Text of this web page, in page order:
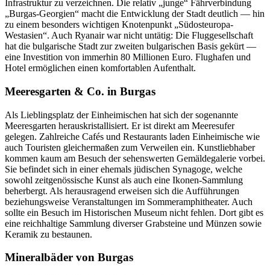
Infrastruktur zu verzeichnen. Die relativ „junge“ Fährverbindung
„Burgas-Georgien“ macht die Entwicklung der Stadt deutlich — hin
zu einem besonders wichtigen Knotenpunkt „Südosteuropa-
Westasien“. Auch Ryanair war nicht untätig: Die Fluggesellschaft
hat die bulgarische Stadt zur zweiten bulgarischen Basis gekürt —
eine Investition von immerhin 80 Millionen Euro. Flughafen und
Hotel ermöglichen einen komfortablen Aufenthalt.
Meeresgarten & Co. in Burgas
Als Lieblingsplatz der Einheimischen hat sich der sogenannte
Meeresgarten herauskristallisiert. Er ist direkt am Meeresufer
gelegen. Zahlreiche Cafés und Restaurants laden Einheimische wie
auch Touristen gleichermaßen zum Verweilen ein. Kunstliebhaber
kommen kaum am Besuch der sehenswerten Gemäldegalerie vorbei.
Sie befindet sich in einer ehemals jüdischen Synagoge, welche
sowohl zeitgenössische Kunst als auch eine Ikonen-Sammlung
beherbergt. Als herausragend erweisen sich die Aufführungen
beziehungsweise Veranstaltungen im Sommeramphitheater. Auch
sollte ein Besuch im Historischen Museum nicht fehlen. Dort gibt es
eine reichhaltige Sammlung diverser Grabsteine und Münzen sowie
Keramik zu bestaunen.
Mineralbäder von Burgas